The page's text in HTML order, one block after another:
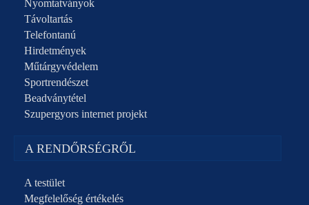
Nyomtatványok
Távoltartás
Telefontanú
Hirdetmények
Műtárgyvédelem
Sportrendészet
Beadványtétel
Szupergyors internet projekt
A RENDŐRSÉGRŐL
A testület
Megfelelőség értékelés